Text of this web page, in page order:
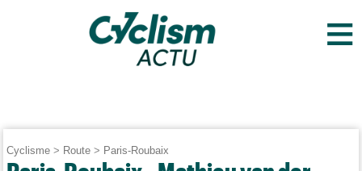
≡
Cyclisme > Route > Paris-Roubaix